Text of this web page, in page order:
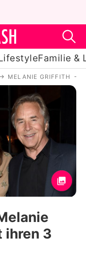
Familie &
MELANIE GRIFFITH
3